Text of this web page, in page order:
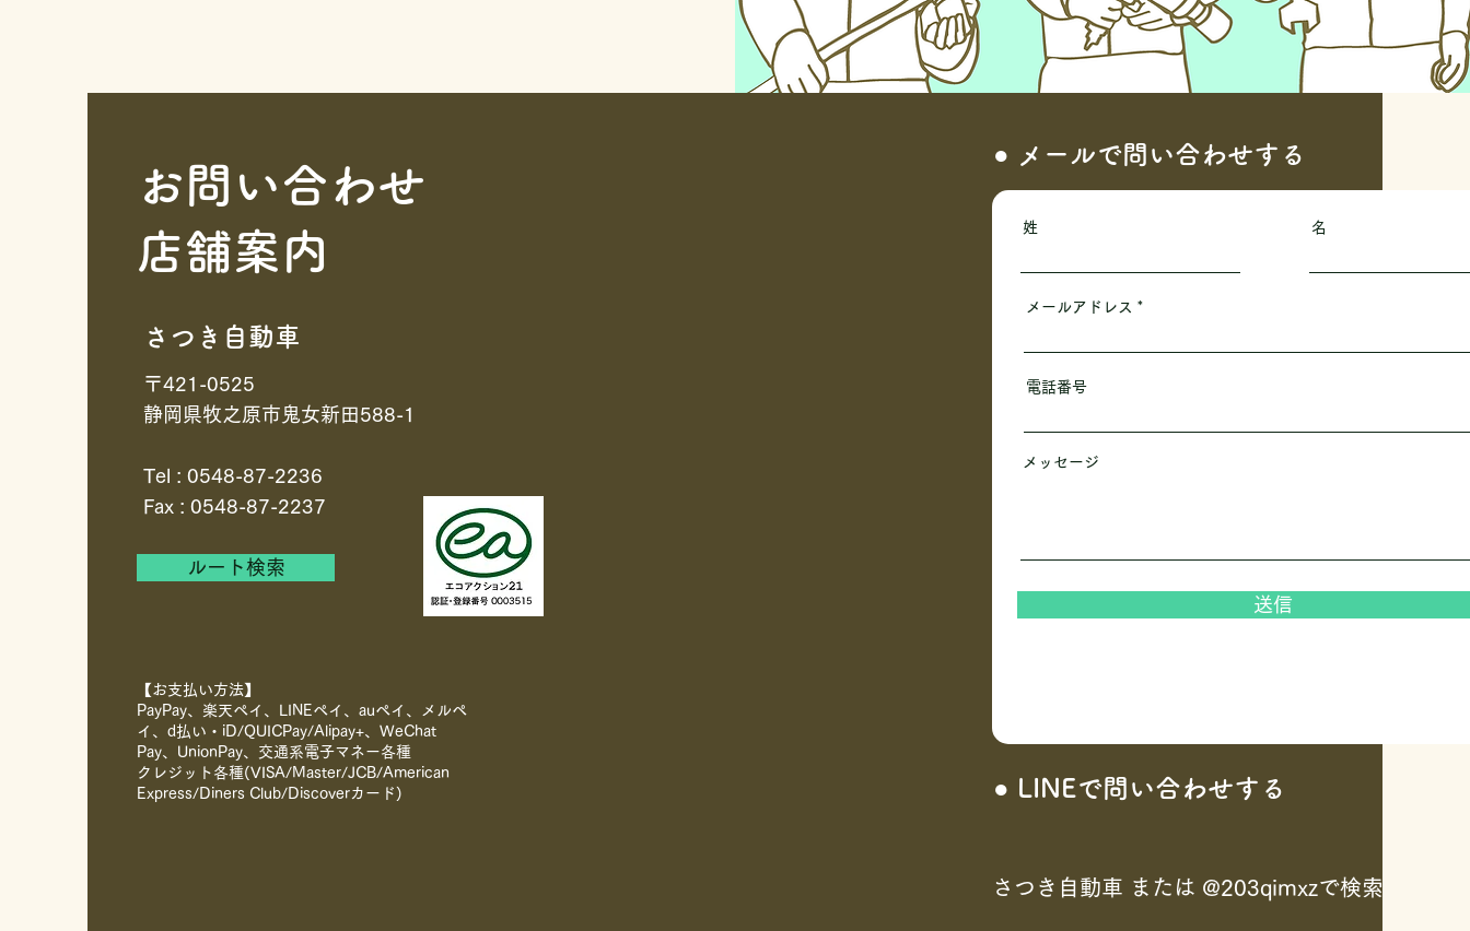
お問い合わせ
​店舗案内
​さつき自動車
〒421-0525
静岡県牧之原市鬼女新田588-1
Tel : 0548-87-2236
Fax : 0548-87-2237
ルート検索
【お支払い方法】
PayPay、楽天ペイ、LINEペイ、auペイ、メルペ
イ、d払い・iD/QUICPay/Alipay+、WeChat
Pay、UnionPay、 交通系電子マネー各種
クレジット各種(VISA/Master/JCB/American
Express/Diners Club/Discoverカード)
● メールで問い合わせする
姓 名
メールアドレス
電話番号
メッセージ
送信
● LINEで問い合わせする
さつき自動車 または @203qimxzで検索